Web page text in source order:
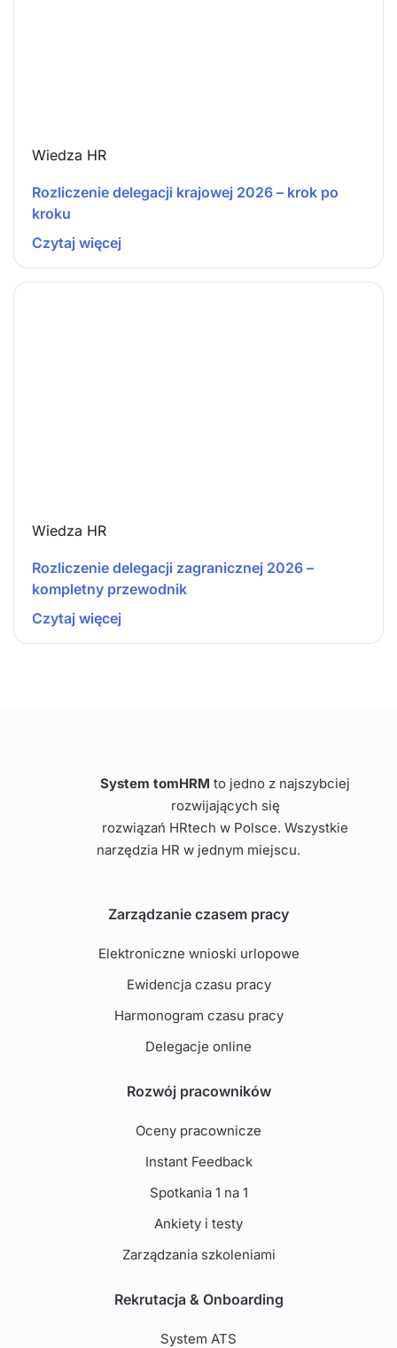
Wiedza HR
Rozliczenie delegacji krajowej 2026 – krok po
kroku
Czytaj więcej
Wiedza HR
Rozliczenie delegacji zagranicznej 2026 –
kompletny przewodnik
Czytaj więcej
System tomHRM to jedno z najszybciej
rozwijających się
rozwiązań HRtech w Polsce. Wszystkie
narzędzia HR w jednym miejscu.
Zarządzanie czasem pracy
Elektroniczne wnioski urlopowe
Ewidencja czasu pracy
Harmonogram czasu pracy
Delegacje online
Rozwój pracowników
Oceny pracownicze
Instant Feedback
Spotkania 1 na 1
Ankiety i testy
Zarządzania szkoleniami
Rekrutacja & Onboarding
System ATS